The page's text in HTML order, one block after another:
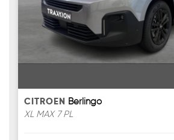
CITROEN Berlingo
XL MAX 7 PL